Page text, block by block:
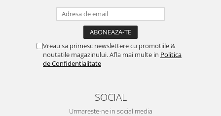
Vreau sa primesc newslettere cu promotiile &
noutatile magazinului. Afla mai multe in Politica
de Confidentialitate
SOCIAL
Urmareste-ne in social media